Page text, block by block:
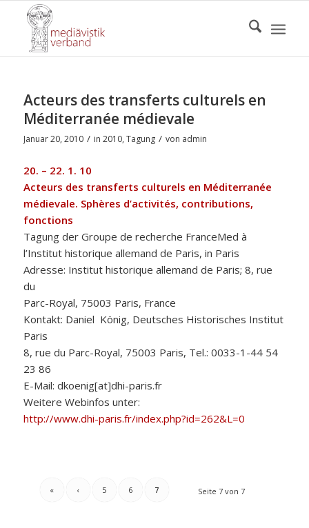
Acteurs des transferts culturels en
Méditerranée médievale
Januar 20, 2010 / in 2010,Tagung / von admin
20. – 22. 1. 10
Acteurs des transferts culturels en Méditerranée
médievale. Sphères d’activités, contributions,
fonctions
Tagung der Groupe de recherche FranceMed à
l’Institut historique allemand de Paris, in Paris
Adresse: Institut historique allemand de Paris; 8, rue
du
Parc-Royal, 75003 Paris, France
Kontakt: Daniel König, Deutsches Historisches Institut
Paris
8, rue du Parc-Royal, 75003 Paris, Tel.: 0033-1-44 54
23 86
E-Mail: dkoenig[at]dhi-paris.fr
Weitere Webinfos unter:
http://www.dhi-paris.fr/index.php?id=262&L=0
Seite 7 von 7
« ‹ 5 6 7